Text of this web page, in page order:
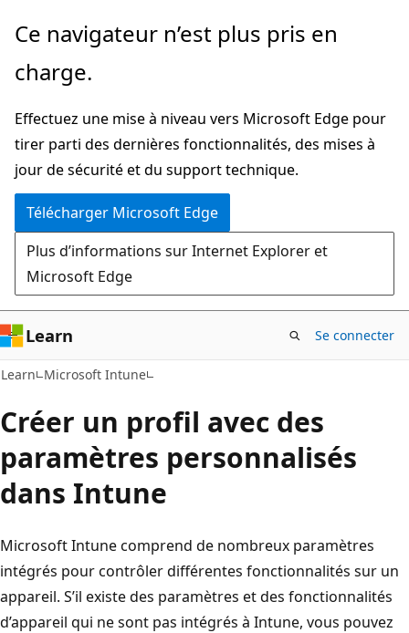
Passer
directement
au
principal
Ce navigateur n’est plus pris en
charge.
Effectuez une mise à niveau vers Microsoft Edge pour
tirer parti des dernières fonctionnalités, des mises à
jour de sécurité et du support technique.
Télécharger Microsoft Edge
Plus d’informations sur Internet Explorer et
Microsoft Edge
Learn Se connecter
Learn Microsoft Intune
Créer un profil avec des
paramètres personnalisés
dans Intune
Microsoft Intune comprend de nombreux paramètres
intégrés pour contrôler différentes fonctionnalités sur un
appareil. S’il existe des paramètres et des fonctionnalités
d’appareil qui ne sont pas intégrés à Intune, vous pouvez